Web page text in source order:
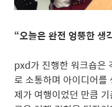
“오늘은 완전 엉뚱한 생
pxd가 진행한 워크숍은
로 소통하며 아이디어를
제가 여행이었던 만큼